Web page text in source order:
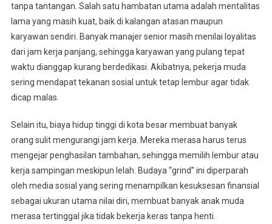
tanpa tantangan. Salah satu hambatan utama adalah mentalitas
lama yang masih kuat, baik di kalangan atasan maupun
karyawan sendiri. Banyak manajer senior masih menilai loyalitas
dari jam kerja panjang, sehingga karyawan yang pulang tepat
waktu dianggap kurang berdedikasi. Akibatnya, pekerja muda
sering mendapat tekanan sosial untuk tetap lembur agar tidak
dicap malas.
Selain itu, biaya hidup tinggi di kota besar membuat banyak
orang sulit mengurangi jam kerja. Mereka merasa harus terus
mengejar penghasilan tambahan, sehingga memilih lembur atau
kerja sampingan meskipun lelah. Budaya “grind” ini diperparah
oleh media sosial yang sering menampilkan kesuksesan finansial
sebagai ukuran utama nilai diri, membuat banyak anak muda
merasa tertinggal jika tidak bekerja keras tanpa henti.